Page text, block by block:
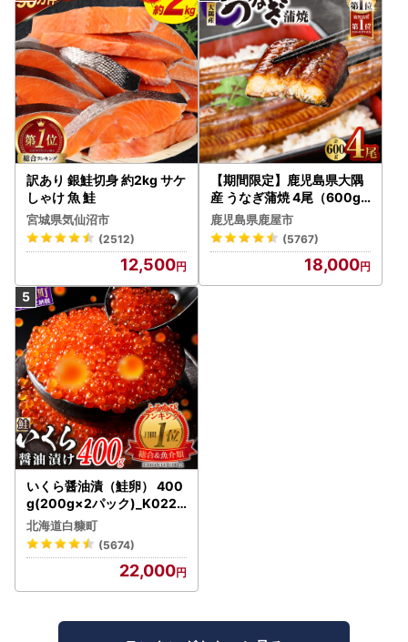
訳あり 銀鮭切身 約2kg サケ
しゃけ 魚 鮭
宮城県気仙沼市
(2512)
12,500
【期間限定】鹿児島県大隅
産 うなぎ蒲焼 4尾（600g
） KN007-004-04-cp18
うなぎ 鰻 魚 惣菜 総菜
鹿児島県鹿屋市
(5767)
18,000
いくら醤油漬（鮭卵） 400
g(200g×2パック)_K022-
1676
北海道白糠町
(5674)
22,000